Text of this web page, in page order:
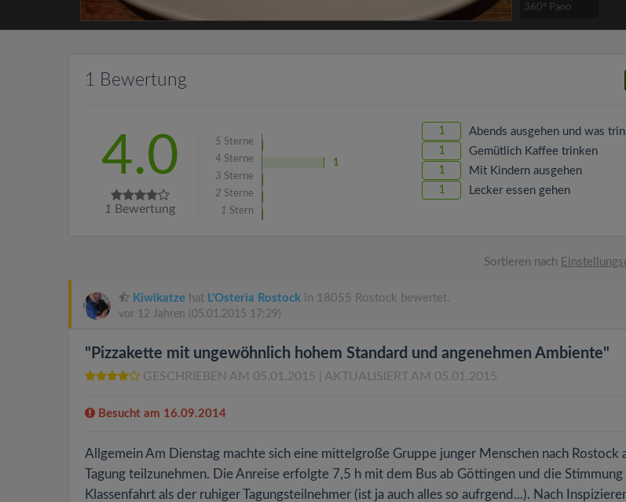
360° Pano
1 Bewertung
4.0
1 Bewertung
5 Sterne
4 Sterne
1
3 Sterne
2 Sterne
1 Stern
1 Abends ausgehen und was
1 Gemütlich Kaffee trinken
1 Mit Kindern ausgehen
1 Lecker essen gehen
Sortieren nach
Kiwikatze hat L'Osteria Rostock in 18055 Rostock bewertet.
vor 12 Jahren (05.01.2015 17:29)
"Pizzakette mit ungewöhnlich hohem Standard und angenehmen Ambiente"
GESCHRIEBEN AM 05.01.2015 | AKTUALISIERT AM 05.01.2015
Besucht am 16.09.2014
Allgemein Am Dienstag machte sich eine mittelgroße Gruppe junger Menschen nach Rostock
Tagung teilzunehmen. Die Anreise erfolgte 7,5 h mit dem Bus ab Göttingen und die
Klassenfahrt als der ruhiger Tagungsteilnehmer (ist ja auch alles so aufrgend...). Nach